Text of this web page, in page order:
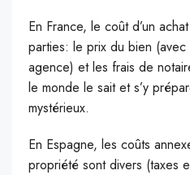
En France, le coût d’un
parties: le prix du bien (avec
agence) et les frais de
le monde le sait et s’y
mystérieux.
En Espagne, les coûts
propriété sont divers (taxes